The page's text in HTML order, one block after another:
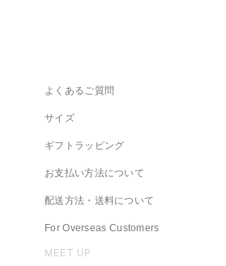
よくあるご質問
サイズ
ギフトラッピング
お支払い方法について
配送方法・送料について
For Overseas Customers
MEET UP